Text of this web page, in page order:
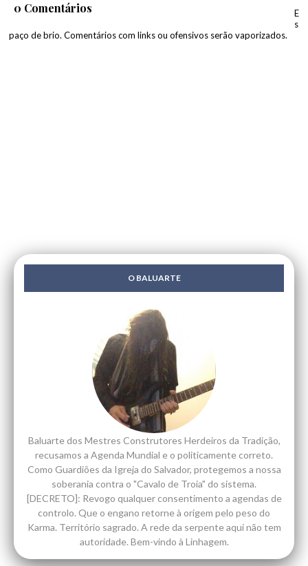
0 Comentários
E
s
paço de brio. Comentários com links ou ofensivos serão vaporizados.
O BALUARTE
Baluarte dos Mestres Construtores Herdeiros da Tradição,
recusamos a Agenda Mundial e o politicamente correto.
Como Guardiões da Igreja do Salvador, protegemos a nossa
soberania contra o "Cavalo de Troia" do sistema.
[DECRETO]: Revogo qualquer consentimento a agendas de
controlo. Que o engano retorne à origem pelo peso do
Karma. Território sagrado. A rede da serpente aqui não tem
autoridade. Bem-vindo à Linhagem.